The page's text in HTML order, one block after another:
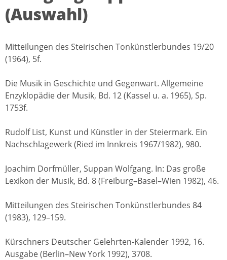
(Auswahl)
Mitteilungen des Steirischen Tonkünstlerbundes 19/20
(1964), 5f.
Die Musik in Geschichte und Gegenwart. Allgemeine
Enzyklopädie der Musik, Bd. 12 (Kassel u. a. 1965), Sp.
1753f.
Rudolf List, Kunst und Künstler in der Steiermark. Ein
Nachschlagewerk (Ried im Innkreis 1967/1982), 980.
Joachim Dorfmüller, Suppan Wolfgang. In: Das große
Lexikon der Musik, Bd. 8 (Freiburg–Basel–Wien 1982), 46.
Mitteilungen des Steirischen Tonkünstlerbundes 84
(1983), 129–159.
Kürschners Deutscher Gelehrten-Kalender 1992, 16.
Ausgabe (Berlin–New York 1992), 3708.